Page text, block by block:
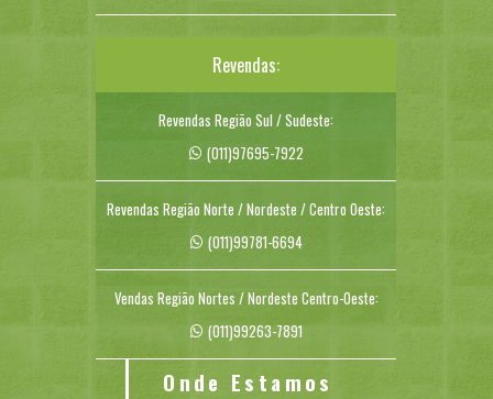
Revendas:
Revendas Região Sul / Sudeste:
(011)97695-7922
Revendas Região Norte / Nordeste / Centro Oeste:
(011)99781-6694
Vendas Região Nortes / Nordeste Centro-Oeste:
(011)99263-7891
Onde Estamos